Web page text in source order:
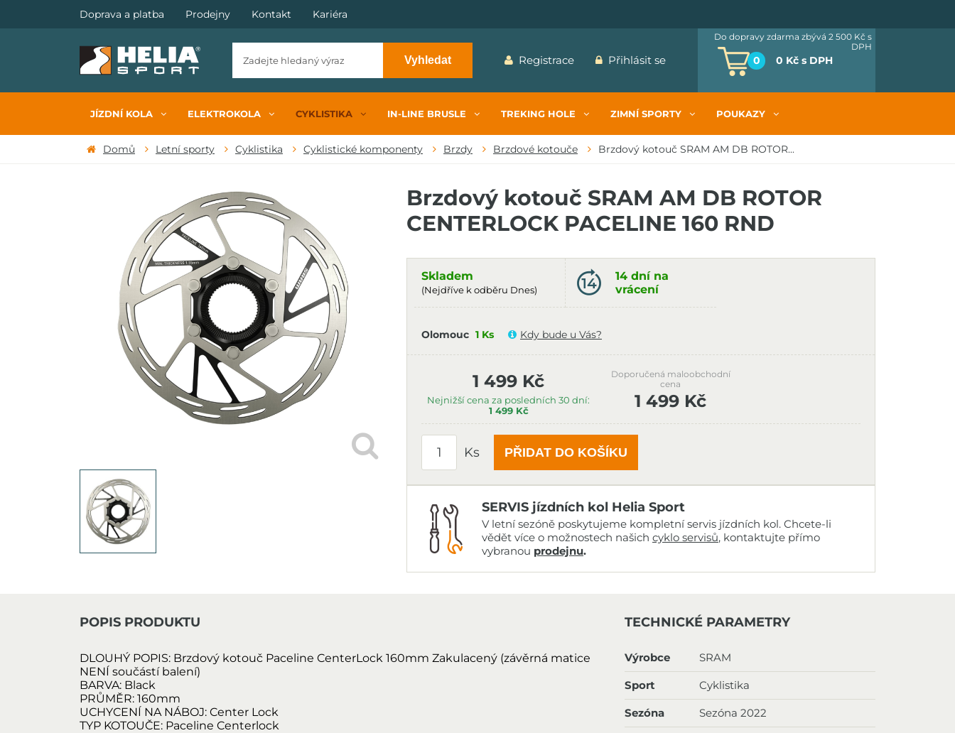
Doprava a platba Prodejny Kontakt Kariéra
Vyhledat Registrace Přihlásit se 0 0 Kč s DPH
Do dopravy zdarma zbývá 2 500 Kč s
DPH
JÍZDNÍ KOLA ELEKTROKOLA CYKLISTIKA IN-LINE BRUSLE TREKING HOLE ZIMNÍ SPORTY POUKAZY
Domů Letní sporty Cyklistika Cyklistické komponenty Brzdy Brzdové kotouče Brzdový kotouč SRAM AM DB ROTOR...
Brzdový kotouč SRAM AM DB ROTOR
CENTERLOCK PACELINE 160 RND
Skladem
(Nejdříve k odběru Dnes)
14 dní na
vrácení
Olomouc 1 Ks Kdy bude u Vás?
1 499 Kč
Nejnižší cena za posledních 30 dní:
1 499 Kč
Doporučená maloobchodní
cena
1 499 Kč
Ks PŘIDAT DO KOŠÍKU
SERVIS jízdních kol Helia Sport
V letní sezóně poskytujeme kompletní servis jízdních kol. Chcete-li
vědět více o možnostech našich cyklo servisů, kontaktujte přímo
vybranou prodejnu.
POPIS PRODUKTU
DLOUHÝ POPIS: Brzdový kotouč Paceline CenterLock 160mm Zakulacený (závěrná matice
NENÍ součástí balení)
BARVA: Black
PRŮMĚR: 160mm
UCHYCENÍ NA NÁBOJ: Center Lock
TYP KOTOUČE: Paceline Centerlock
TECHNICKÉ PARAMETRY
Výrobce SRAM
Sport Cyklistika
Sezóna Sezóna 2022